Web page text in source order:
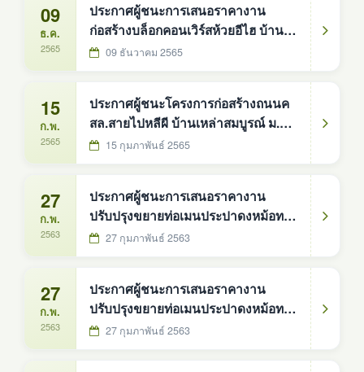
09
ธ.ค.
2565
ประกาศผู้ชนะการเสนอราคางาน
ก่อสร้างบล็อกคอนเวิร์สห้วยอีไฮ บ้าน
โคกสง่า หมู่ที่ 1
09 ธันวาคม 2565
15
ก.พ.
2565
ประกาศผู้ชนะโครงการก่อสร้างถนนค
สล.สายไปหลีผี บ้านเหล่าสมบูรณ์ ม.5
(เงินอุดหนุนเฉพาะกิจ)
15 กุมภาพันธ์ 2565
27
ก.พ.
2563
ประกาศผู้ชนะการเสนอราคางาน
ปรับปรุงขยายท่อเมนประปาดงหม้อทอง
หมู่ที่927 กุมภาพันธ์ 2563
27
ก.พ.
2563
ประกาศผู้ชนะการเสนอราคางาน
ปรับปรุงขยายท่อเมนประปาดงหม้อทอง
หมู่ที่627 กุมภาพันธ์ 2563